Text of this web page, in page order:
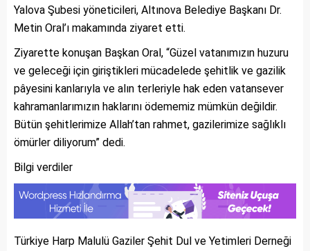
Yalova Şubesi yöneticileri, Altınova Belediye Başkanı Dr.
Metin Oral’ı makamında ziyaret etti.
Ziyarette konuşan Başkan Oral, “Güzel vatanımızın huzuru
ve geleceği için giriştikleri mücadelede şehitlik ve gazilik
pâyesini kanlarıyla ve alın terleriyle hak eden vatansever
kahramanlarımızın haklarını ödememiz mümkün değildir.
Bütün şehitlerimize Allah’tan rahmet, gazilerimize sağlıklı
ömürler diliyorum” dedi.
Bilgi verdiler
Türkiye Harp Malulü Gaziler Şehit Dul ve Yetimleri Derneği